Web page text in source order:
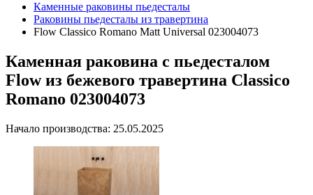
Каменные раковины пьедесталы
Раковины пьедесталы из травертина
Flow Classico Romano Matt Universal 023004073
Каменная раковина с пьедесталом
Flow из бежевого травертина Classico
Romano 023004073
Начало производства: 25.05.2025